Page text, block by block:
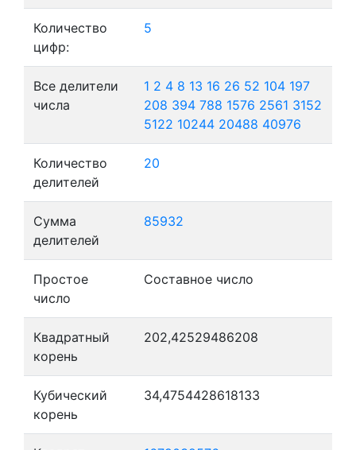
Количество
цифр:
5
Все делители
числа
1 2 4 8 13 16 26 52 104 197
208 394 788 1576 2561 3152
5122 10244 20488 40976
Количество
делителей
20
Сумма
делителей
85932
Простое
число
Составное число
Квадратный
корень
202,42529486208
Кубический
корень
34,4754428618133